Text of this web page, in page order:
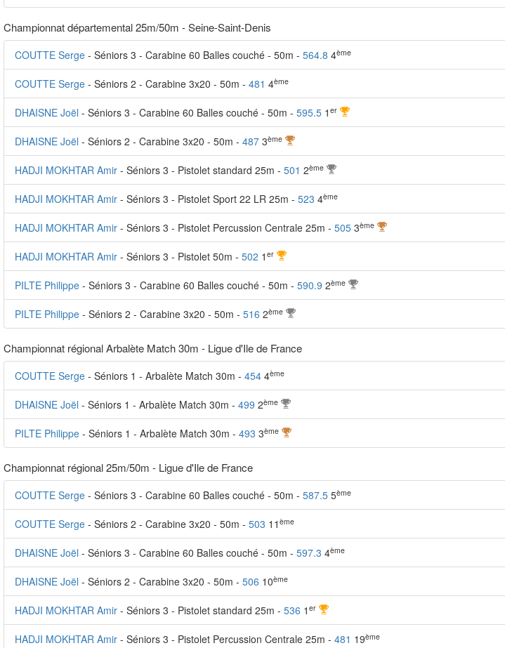
Championnat départemental 25m/50m - Seine-Saint-Denis
COUTTE Serge - Séniors 3 - Carabine 60 Balles couché - 50m - 564.8 4ème
COUTTE Serge - Séniors 2 - Carabine 3x20 - 50m - 481 4ème
DHAISNE Joël - Séniors 3 - Carabine 60 Balles couché - 50m - 595.5 1 er
DHAISNE Joël - Séniors 2 - Carabine 3x20 - 50m - 487 3ème
HADJI MOKHTAR Amir - Séniors 3 - Pistolet standard 25m - 501 2ème
HADJI MOKHTAR Amir - Séniors 3 - Pistolet Sport 22 LR 25m - 523 4ème
HADJI MOKHTAR Amir - Séniors 3 - Pistolet Percussion Centrale 25m - 505 3ème
HADJI MOKHTAR Amir - Séniors 3 - Pistolet 50m - 502 1 er
PILTE Philippe - Séniors 3 - Carabine 60 Balles couché - 50m - 590.9 2ème
PILTE Philippe - Séniors 2 - Carabine 3x20 - 50m - 516 2ème
Championnat régional Arbalète Match 30m - Ligue d'Ile de France
COUTTE Serge - Séniors 1 - Arbalète Match 30m - 454 4ème
DHAISNE Joël - Séniors 1 - Arbalète Match 30m - 499 2ème
PILTE Philippe - Séniors 1 - Arbalète Match 30m - 493 3ème
Championnat régional 25m/50m - Ligue d'Ile de France
COUTTE Serge - Séniors 3 - Carabine 60 Balles couché - 50m - 587.5 5ème
COUTTE Serge - Séniors 2 - Carabine 3x20 - 50m - 503 11 ème
DHAISNE Joël - Séniors 3 - Carabine 60 Balles couché - 50m - 597.3 4ème
DHAISNE Joël - Séniors 2 - Carabine 3x20 - 50m - 506 10ème
HADJI MOKHTAR Amir - Séniors 3 - Pistolet standard 25m - 536 1 er
HADJI MOKHTAR Amir - Séniors 3 - Pistolet Percussion Centrale 25m - 481 19ème